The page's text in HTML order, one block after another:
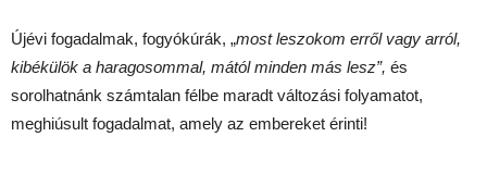
Újévi fogadalmak, fogyókúrák, „most leszokom erről vagy arról,
kibékülök a haragosommal, mától minden más lesz”, és
sorolhatnánk számtalan félbe maradt változási folyamatot,
meghiúsult fogadalmat, amely az embereket érinti!